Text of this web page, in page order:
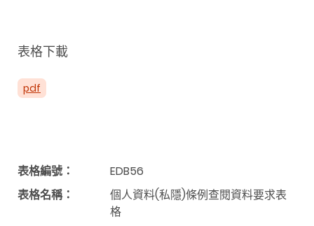
表格下載
pdf
表格編號：
EDB56
表格名稱：
個人資料(私隱)條例查閱資料要求表
格